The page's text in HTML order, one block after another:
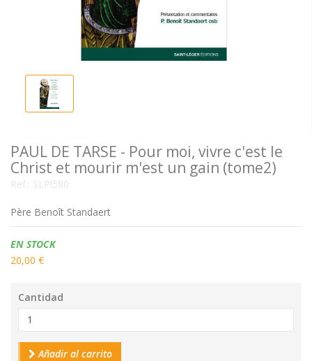
PAUL DE TARSE - Pour moi, vivre c'est le
Christ et mourir m'est un gain (tome2)
Ref.: SLPl580
Père Benoît Standaert
Disponibilidad:
EN STOCK
20,00 €
Cantidad
Añadir al carrito